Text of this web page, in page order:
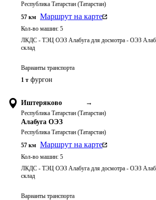
Республика Татарстан (Татарстан)
57 км Маршрут на карте
Кол-во машин: 5
ЛКДС - ТЭЦ ОЭЗ Алабуга для досмотра - ОЭЗ
склад
Варианты транспорта
1 т фургон
Иштеряково →
Республика Татарстан (Татарстан)
Алабуга ОЭЗ
Республика Татарстан (Татарстан)
57 км Маршрут на карте
Кол-во машин: 5
ЛКДС - ТЭЦ ОЭЗ Алабуга для досмотра - ОЭЗ
склад
Варианты транспорта